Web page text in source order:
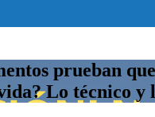
prueban
Lo técnico y